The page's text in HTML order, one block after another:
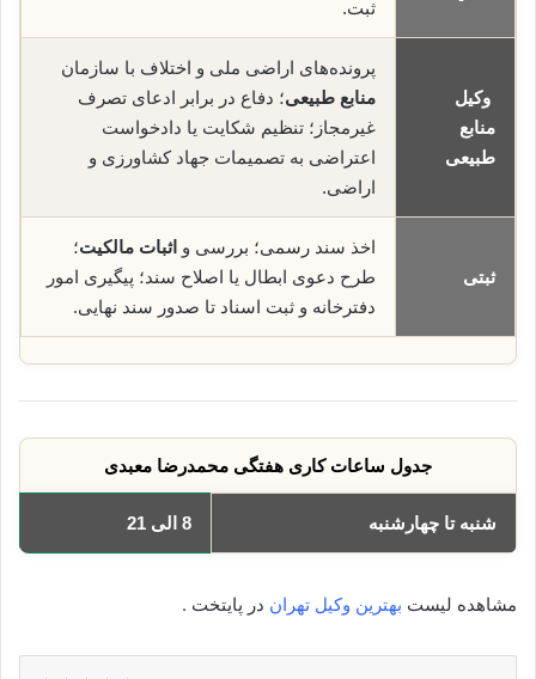
ثبت.
وکیل
منابع
طبیعی
پرونده‌های اراضی ملی و اختلاف با سازمان
منابع طبیعی؛ دفاع در برابر ادعای تصرف
غیرمجاز؛ تنظیم شکایت یا دادخواست
اعتراضی به تصمیمات جهاد کشاورزی و
اراضی.
ثبتی
اخذ سند رسمی؛ بررسی و اثبات مالکیت؛
طرح دعوی ابطال یا اصلاح سند؛ پیگیری امور
دفترخانه و ثبت اسناد تا صدور سند نهایی.
جدول ساعات کاری هفتگی محمدرضا معبدی
شنبه تا چهارشنبه 8 الی 21
مشاهده لیست بهترین وکیل تهران در پایتخت .